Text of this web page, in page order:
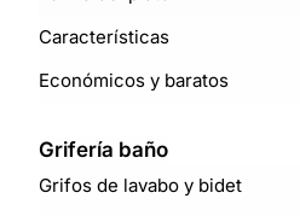
Características
Económicos y baratos
Grifería baño
Grifos de lavabo y bidet